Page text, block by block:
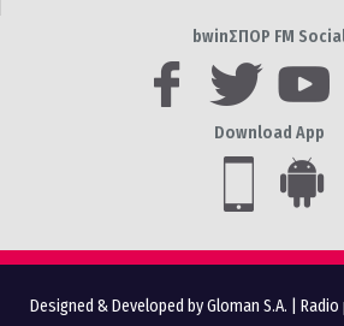
bwinΣΠΟΡ FM
Download App
Designed & Developed by Gloman S.A. Radio